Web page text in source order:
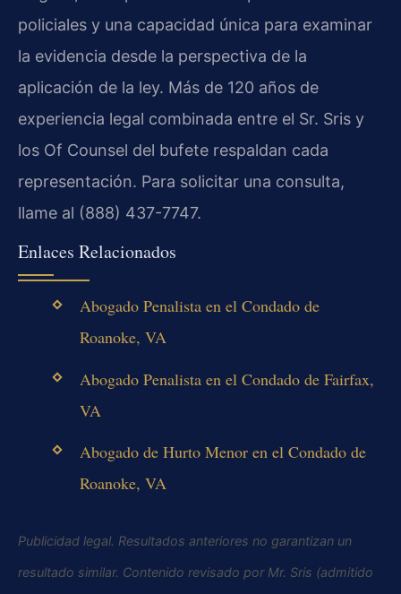
policiales y una capacidad única para examinar
la evidencia desde la perspectiva de la
aplicación de la ley. Más de 120 años de
experiencia legal combinada entre el Sr. Sris y
los Of Counsel del bufete respaldan cada
representación. Para solicitar una consulta,
llame al (888) 437-7747.
Enlaces Relacionados
Abogado Penalista en el Condado de
Roanoke, VA
Abogado Penalista en el Condado de Fairfax,
VA
Abogado de Hurto Menor en el Condado de
Roanoke, VA
Publicidad legal. Resultados anteriores no garantizan un
resultado similar. Contenido revisado por Mr. Sris (admitido